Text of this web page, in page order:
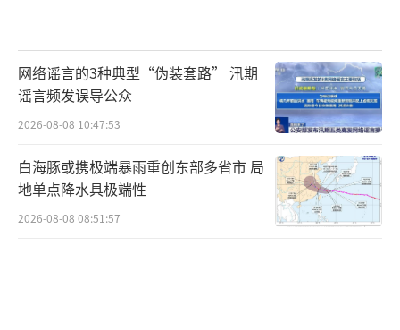
网络谣言的3种典型“伪装套路” 汛期
谣言频发误导公众
2026-08-08 10:47:53
白海豚或携极端暴雨重创东部多省市 局
地单点降水具极端性
2026-08-08 08:51:57